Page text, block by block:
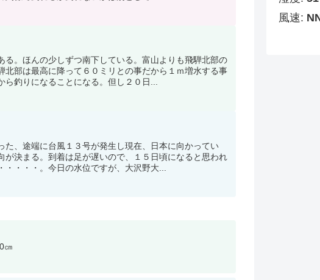
る。ほんの少しずつ南下している。富山よりも飛騨北部の
北部は最高に降って６０ミリとの事だから１ｍ増水する事
釣りになることになる。但し２０日...
た、途端に台風１３号が発生し現在、日本に向かってい
が決まる。到着は足が遅いので、１５日頃になると思われ
・・・。今日の水位ですが、大沢野大...
㎝
風速: